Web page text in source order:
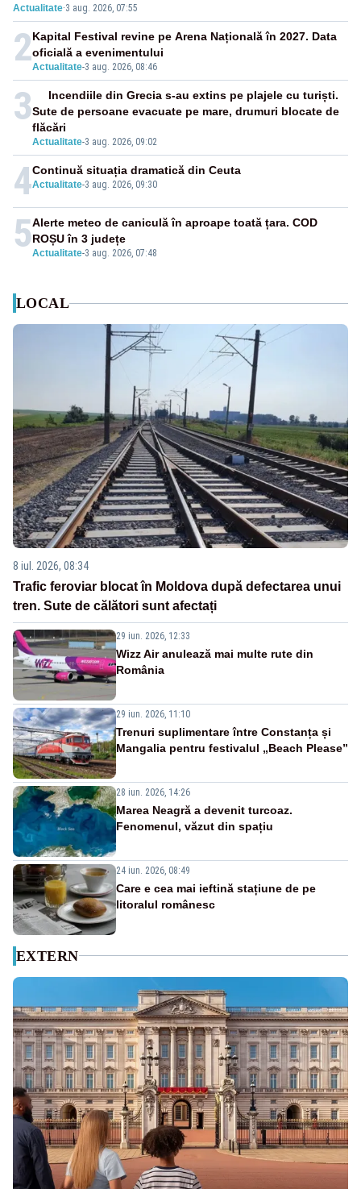
între orele 12:00 și 20:00
Actualitate·3 aug. 2026, 07:55
2Actualitate-3 aug. 2026, 08:46
Kapital Festival revine pe Arena Națională în 2027. Data
oficială a evenimentului
3
Actualitate-3 aug. 2026, 09:02
Incendiile din Grecia s-au extins pe plajele cu turiști.
Sute de persoane evacuate pe mare, drumuri blocate de
flăcări
4Actualitate-3 aug. 2026, 09:30
Continuă situația dramatică din Ceuta
5Actualitate-3 aug. 2026, 07:48
Alerte meteo de caniculă în aproape toată țara. COD
ROȘU în 3 județe
LOCAL
8 iul. 2026, 08:34
Trafic feroviar blocat în Moldova după defectarea unui
tren. Sute de călători sunt afectați
29 iun. 2026, 12:33
Wizz Air anulează mai multe rute din
România
29 iun. 2026, 11:10
Trenuri suplimentare între Constanța și
Mangalia pentru festivalul „Beach Please”
28 iun. 2026, 14:26
Marea Neagră a devenit turcoaz.
Fenomenul, văzut din spațiu
24 iun. 2026, 08:49
Care e cea mai ieftină stațiune de pe
litoralul românesc
EXTERN